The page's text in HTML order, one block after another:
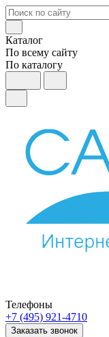
Каталог
По всему сайту
По каталогу
Телефоны
+7 (495) 921-4710
Заказать звонок